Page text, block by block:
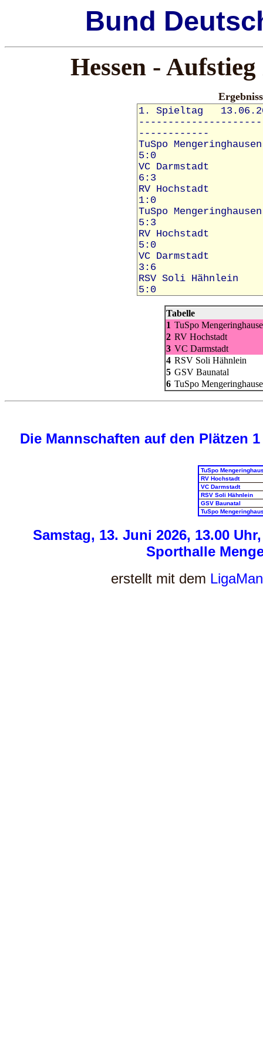
Bund
Hessen -
Tabelle
1 TuSpo
2 RV Hochstadt
3 VC Darmstadt
4 RSV Soli Hähnlein
5 GSV Baunatal
6 TuSpo
Die Mannschaften auf den Plätzen
TuSpo
RV Hochstadt
VC Darmstadt
RSV Soli Hähnlein
GSV Baunatal
TuSpo
Samstag, 13. Juni 2026, 13.00
Sporthalle
erstellt mit dem